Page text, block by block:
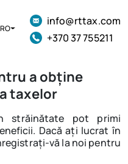
RO
info@rttax.com
+370 37 755211
a obține
taxelor
străinătate pot primi
Dacă ați lucrat în
vă la noi pentru